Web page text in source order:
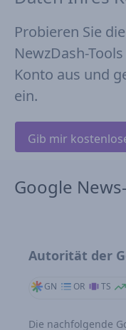
Probieren Sie
NewzDash-
Konto aus und
ein.
Gib mir
Google
Autorität der
GN OR TS
Die nachfolgende